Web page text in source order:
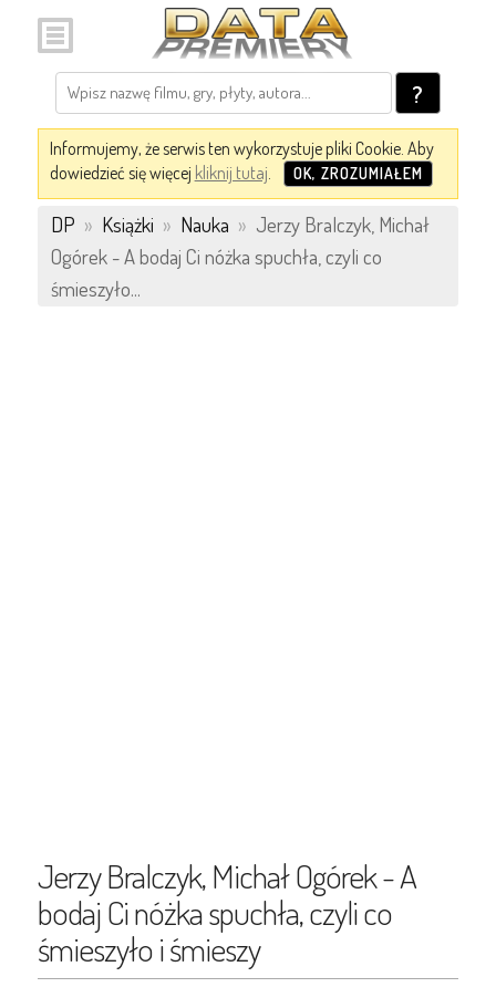
?
Informujemy, że serwis ten wykorzystuje pliki Cookie. Aby
dowiedzieć się więcej kliknij tutaj. OK, ZROZUMIAŁEM
DP » Książki » Nauka » Jerzy Bralczyk, Michał
Ogórek - A bodaj Ci nóżka spuchła, czyli co
śmieszyło...
Jerzy Bralczyk, Michał Ogórek - A
bodaj Ci nóżka spuchła, czyli co
śmieszyło i śmieszy